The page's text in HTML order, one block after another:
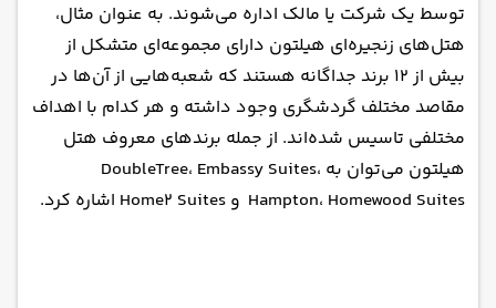
توسط یک شرکت یا مالک اداره می‌شوند. به عنوان مثال،
هتل‌های زنجیره‌ای هیلتون دارای مجموعه‌ای متشکل از
بیش از ۱۲ برند جداگانه هستند که شعبه‌هایی از آن‌ها در
مقاصد مختلف گردشگری وجود داشته و هر کدام با اهداف
مختلفی تاسیس شده‌اند. از جمله برندهای معروف هتل
هیلتون می‌توان به DoubleTree، Embassy Suites،
Hampton، Homewood Suites و Home2 Suites اشاره کرد.